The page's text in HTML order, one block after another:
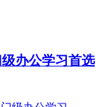
办公学习首选